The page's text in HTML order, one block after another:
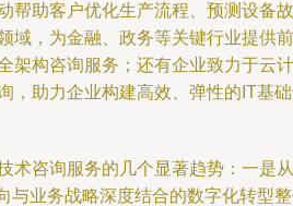
帮助客户优化生产流程、预测设备故
域，为金融、政务等关键行业提供前
架构咨询服务；还有企业致力于云计
，助力企业构建高效、弹性的IT基
术咨询服务的几个显著趋势：一是从
与业务战略深度结合的数字化转型